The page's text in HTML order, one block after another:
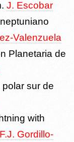
J. Escobar
Valenzuela
Planetaria de
sur de
with
F.J. Gordillo-